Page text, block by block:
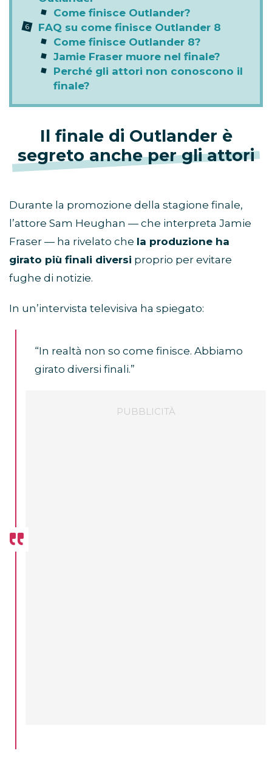
Come finisce Outlander?
FAQ su come finisce Outlander 8
Come finisce Outlander 8?
Jamie Fraser muore nel finale?
Perché gli attori non conoscono il
finale?
Il finale di Outlander è
segreto anche per gli attori
Durante la promozione della stagione finale,
l’attore Sam Heughan — che interpreta Jamie
Fraser — ha rivelato che la produzione ha
girato più finali diversi proprio per evitare
fughe di notizie.
In un’intervista televisiva ha spiegato:
“In realtà non so come finisce. Abbiamo
girato diversi finali.”